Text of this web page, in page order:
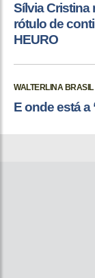
Sílvia Cristina
rótulo de
HEURO
WALTERLINA BRASIL
E onde está a